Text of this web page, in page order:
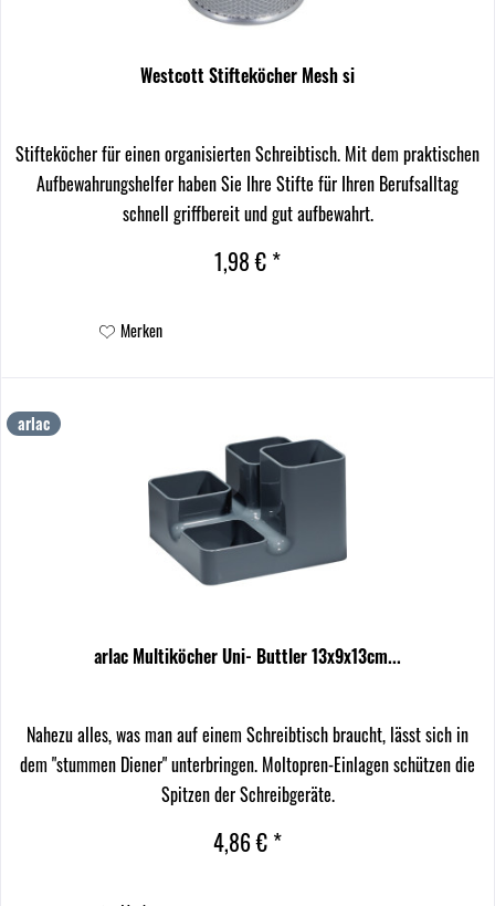
Westcott Stifteköcher Mesh si
Stifteköcher für einen organisierten Schreibtisch. Mit dem praktischen
Aufbewahrungshelfer haben Sie Ihre Stifte für Ihren Berufsalltag
schnell griffbereit und gut aufbewahrt.
1,98 € *
Merken
arlac
arlac Multiköcher Uni- Buttler 13x9x13cm...
Nahezu alles, was man auf einem Schreibtisch braucht, lässt sich in
dem "stummen Diener" unterbringen. Moltopren-Einlagen schützen die
Spitzen der Schreibgeräte.
4,86 € *